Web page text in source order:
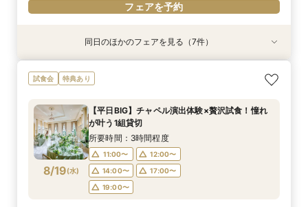
フェアを予約
特典あり
8/16(日)
「即決ナシ」予算のリアル大公開！本番コーデ×
人気ドレス優待付
9:00〜
11:00〜
14:30〜
18:00〜
フェアを予約
8/16(日)
【遠方の方◎オンライン相談会】スマホで簡単！
豪華5大特典付き
10:00〜
13:30〜
16:00〜
17:00〜
フェアを予約
特典あり
8/16(日)
＜初めての式場見学＞心躍る花嫁の第一歩♪見積
もり相談＆見学会
9:00〜
11:00〜
14:30〜
18:00〜
フェアを予約
8/16(日)
不安解消★予算安心【シンプル婚・パパママ婚】
お見積りサポート相談会
9:00〜
11:00〜
14:30〜
18:00〜
フェアを予約
8/16(日)
知りたい事だけ！60分でも可能【予算・雰囲
気・ドレスなど】何でも相談会
9:00〜
14:30〜
15:00〜
18:00〜
フェアを予約
特典あり
8/16(日)
【大切な家族！ペットと一緒の結婚式】限定特典
♪ペットと相談会
9:00〜
11:00〜
14:30〜
18:00〜
フェアを予約
特典あり
8/16(日)
【2名〜OK*送迎付きで安心】贅沢試食＆少人数
婚相談会
9:00〜
11:00〜
14:30〜
18:00〜
フェアを予約
同日のほかのフェアを見る（7件）
試食会 特典あり
8/19(水)
【平日BIG】チャペル演出体験×贅沢試食！憧れ
が叶う1組貸切
所要時間：3時間程度
11:00〜
12:00〜
14:00〜
17:00〜
19:00〜